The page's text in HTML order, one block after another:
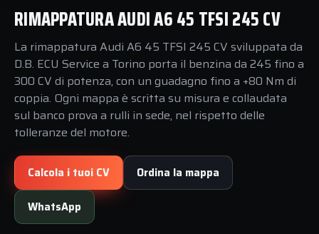
RIMAPPATURA AUDI A6 45 TFSI 245 CV
La rimappatura Audi A6 45 TFSI 245 CV sviluppata da
D.B. ECU Service a Torino porta il benzina da 245 fino a
300 CV di potenza, con un guadagno fino a +80 Nm di
coppia. Ogni mappa è scritta su misura e collaudata
sul banco prova a rulli in sede, nel rispetto delle
tolleranze del motore.
Calcola i tuoi CV Ordina la mappa
WhatsApp